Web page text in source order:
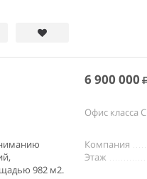
6 900 000
Офис класса C
982 м2.
Компания
Этаж